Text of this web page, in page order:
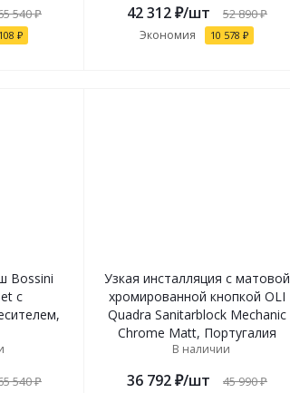
540₽
₽
42 312₽/шт 52 890₽
Экономия 10 578 ₽
Bossini
с
540₽
Узкая инсталляция с матовой
хромированной кнопкой OLI
Quadra Sanitarblock Mechanic
Chrome Matt, Португалия
В наличии
36 792₽/шт 45 990₽